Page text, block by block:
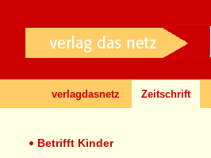
verlagdasnetz Zeitschrift
Betrifft Kinder